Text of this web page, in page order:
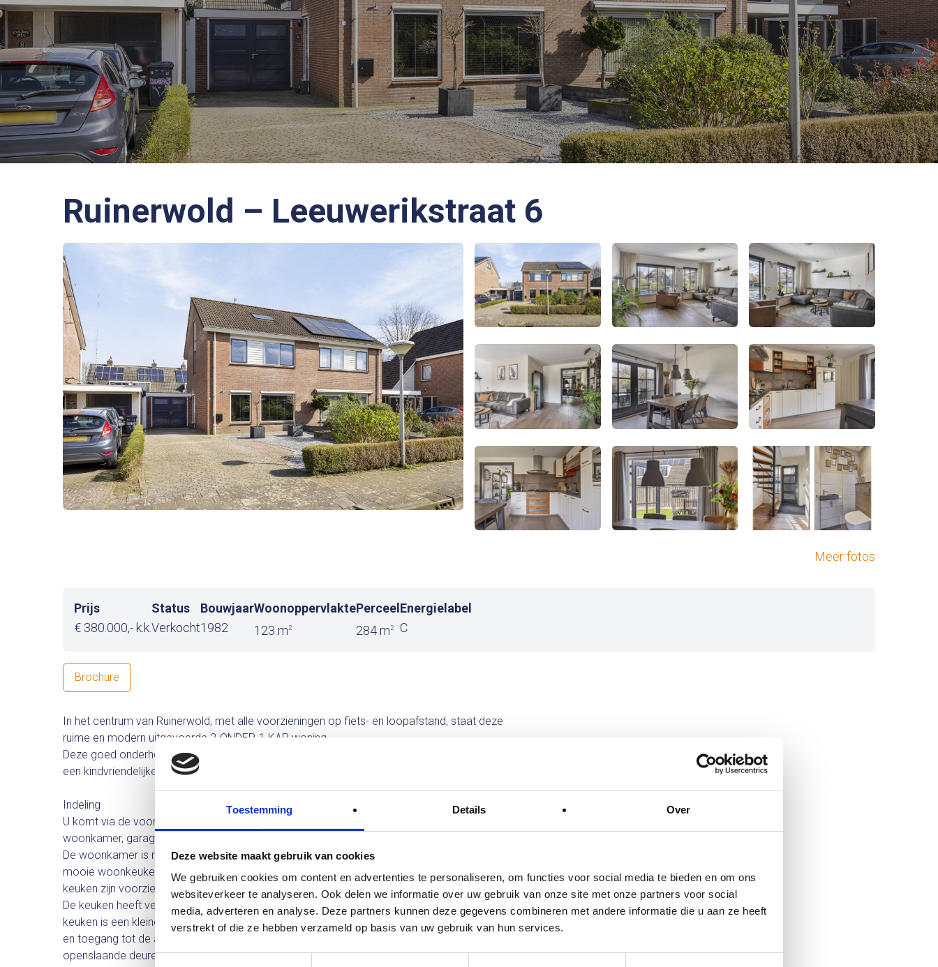
Toestemming Details Over
Deze website maakt gebruik van cookies
We gebruiken cookies om content en advertenties te personaliseren, om functies voor social media te bieden en om ons
websiteverkeer te analyseren. Ook delen we informatie over uw gebruik van onze site met onze partners voor social
media, adverteren en analyse. Deze partners kunnen deze gegevens combineren met andere informatie die u aan ze heeft
verstrekt of die ze hebben verzameld op basis van uw gebruik van hun services.
Toestemmingsselectie
Ruinerwold – Leeuwerikstraat 6
Meer fotos
Prijs
€ 380.000,- k.k.
Status
Verkocht
Bouwjaar
1982
Woonoppervlakte
123 m2
Perceel
284 m2
Energielabel
C
Brochure
In het centrum van Ruinerwold, met alle voorzieningen op fiets- en loopafstand, staat deze
ruime en modern uitgevoerde 2-ONDER-1 KAP woning.
Deze goed onderhouden gezinswoning staat op een kavel van 284 m2, aan een rustige weg in
een kindvriendelijke buurt.
Indeling
U komt via de voordeur binnen. Hier bevinden zich het toilet, de meterkast, de toegang tot de
woonkamer, garage en de trapopgang naar de verdieping.
De woonkamer is ruim en licht en is aan de achterzijde in 2001 uitgebouwd, waardoor er een
mooie woonkeuken is ontstaan met openslaande tuindeuren naar de tuin. De woonkamer en
keuken zijn voorzien van een fraaie eikenhouten vloer.
De keuken heeft veel opbergruimte en beschikt over de nodige inbouwapparatuur. Naast de
keuken is een kleine, maar praktische bijkeuken met de wasmachine en wasdroger aansluiting
en toegang tot de aangebouwde stenen garage. De garage is voorzien van nieuwe,
openslaande deuren, elektriciteit en een wasbak.